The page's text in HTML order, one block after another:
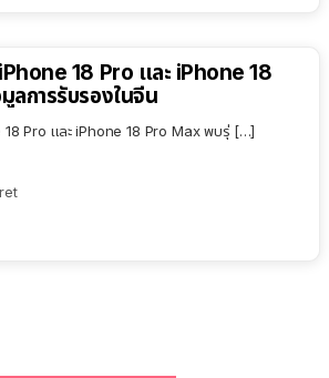
18 Pro และ iPhone 18
ลการรับรองในจีน
Pro และ iPhone 18 Pro Max พบรุ่ […]